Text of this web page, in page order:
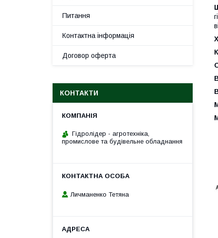
Питання
Контактна інформація
Договор оферта
КОНТАКТИ
Гідролідер - агротехніка,
промислове та будівельне обладнання
Личманенко Тетяна